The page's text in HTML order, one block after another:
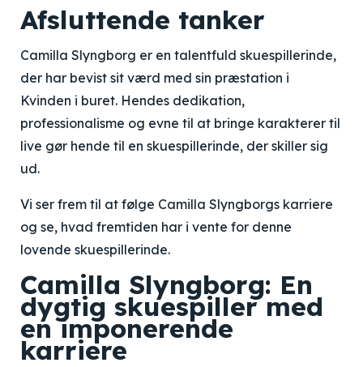
Afsluttende tanker
Camilla Slyngborg er en talentfuld skuespillerinde,
der har bevist sit værd med sin præstation i
Kvinden i buret. Hendes dedikation,
professionalisme og evne til at bringe karakterer til
live gør hende til en skuespillerinde, der skiller sig
ud.
Vi ser frem til at følge Camilla Slyngborgs karriere
og se, hvad fremtiden har i vente for denne
lovende skuespillerinde.
Camilla Slyngborg: En
dygtig skuespiller med
en imponerende
karriere